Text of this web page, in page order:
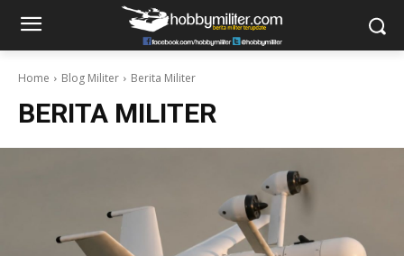
Home Blog Militer Berita Militer
BERITA MILITER